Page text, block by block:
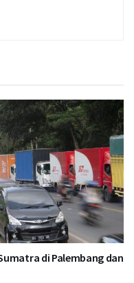
di Palembang dan